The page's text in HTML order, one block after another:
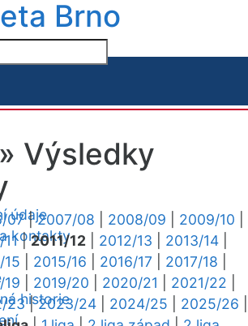
Brno
údaje
kontakty
historie
Výsledky
07|2007/08 2008/09 2009/10
|2011/12 2012/13 2013/14
15
2015/16 2016/17 2017/18
19
2019/20 2020/21 2021/22
23|2023/24 2024/25 2025/26